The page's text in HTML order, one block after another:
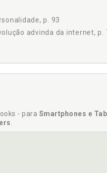
p. 93
advinda da internet, p.
p. 151
- para Smartphones e
.